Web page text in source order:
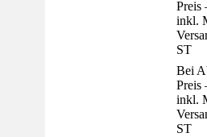
Preis
inkl.
ST
Bei
Preis
inkl.
ST